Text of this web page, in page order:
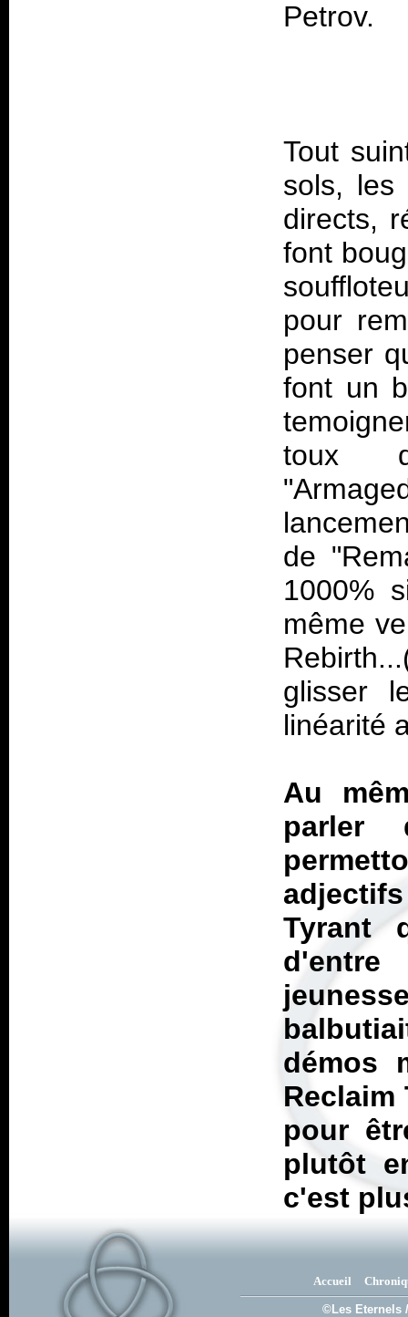
Tout
sols, les
directs,
font
pour
penser
font un
toux
de
1000%
même
glisser
linéarité
Au
parler
Tyrant
démos
Reclaim
pour
plutôt
c'est
Accueil
©Les Eternels